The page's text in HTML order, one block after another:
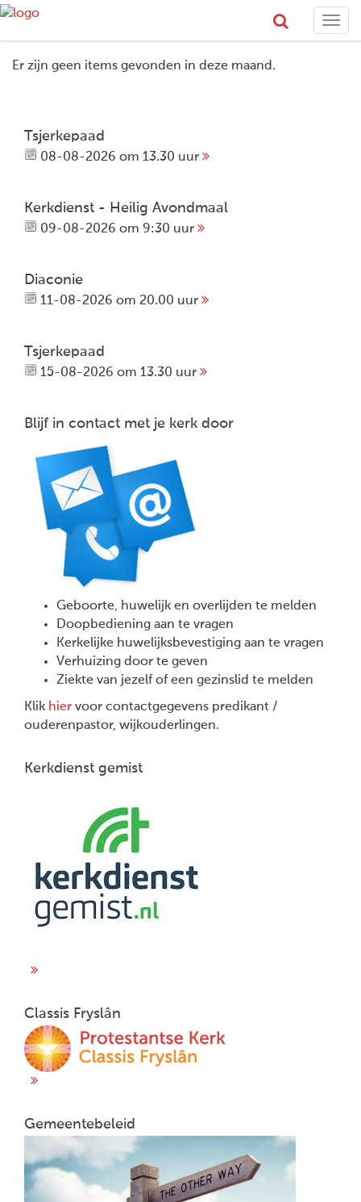
Er zijn geen items gevonden in deze maand.
Tsjerkepaad
08-08-2026 om 13.30 uur
Kerkdienst - Heilig Avondmaal
09-08-2026 om 9:30 uur
Diaconie
11-08-2026 om 20.00 uur
Tsjerkepaad
15-08-2026 om 13.30 uur
Blijf in contact met je kerk door
Geboorte, huwelijk en overlijden te melden
Doopbediening aan te vragen
Kerkelijke huwelijksbevestiging aan te vragen
Verhuizing door te geven
Ziekte van jezelf of een gezinslid te melden
Klik hier voor contactgegevens predikant /
ouderenpastor, wijkouderlingen.
Kerkdienst gemist
Classis Fryslân
Gemeentebeleid